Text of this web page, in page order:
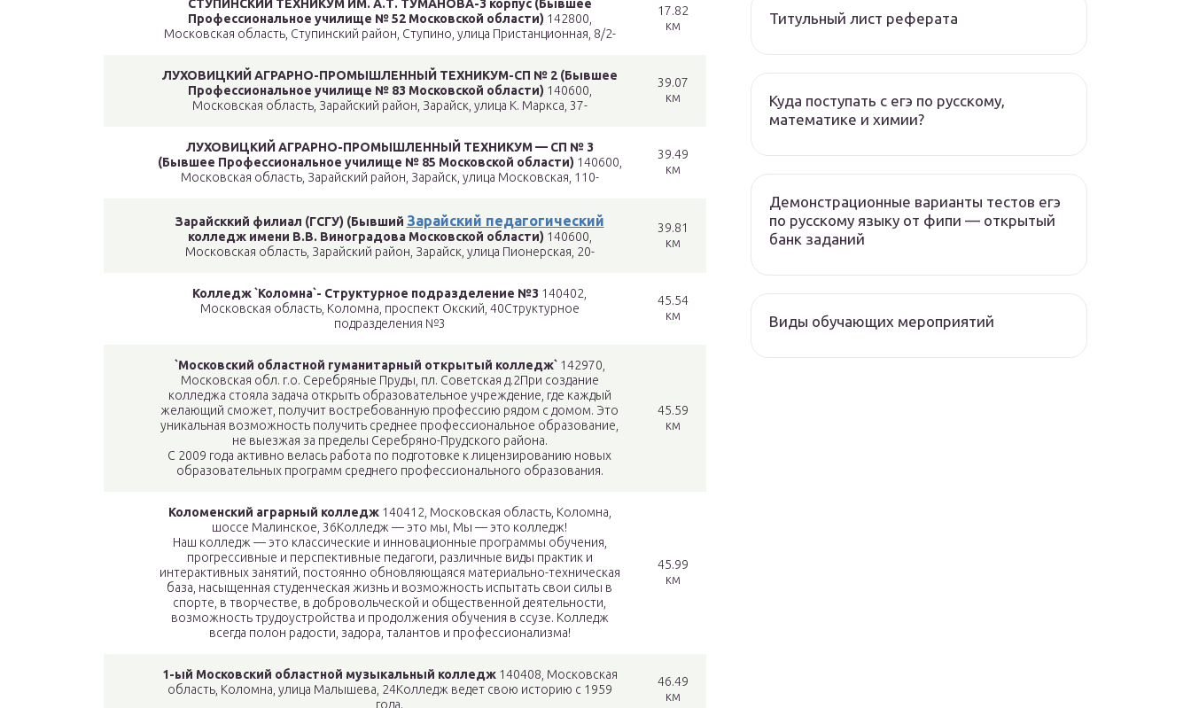
СТУПИНСКИЙ ТЕХНИКУМ ИМ. А.Т. ТУМАНОВА-3 корпус (Бывшее
Профессиональное училище № 52 Московской области) 142800,
Московская область, Ступинский район, Ступино, улица Пристанционная, 8/2-
17.82
км
ЛУХОВИЦКИЙ АГРАРНО-ПРОМЫШЛЕННЫЙ ТЕХНИКУМ-СП № 2 (Бывшее
Профессиональное училище № 83 Московской области) 140600,
Московская область, Зарайский район, Зарайск, улица К. Маркса, 37-
39.07
км
ЛУХОВИЦКИЙ АГРАРНО-ПРОМЫШЛЕННЫЙ ТЕХНИКУМ — СП № 3
(Бывшее Профессиональное училище № 85 Московской области) 140600,
Московская область, Зарайский район, Зарайск, улица Московская, 110-
39.49
км
Зарайсккий филиал (ГСГУ) (Бывший Зарайский педагогический
колледж имени В.В. Виноградова Московской области) 140600,
Московская область, Зарайский район, Зарайск, улица Пионерская, 20-
39.81
км
Колледж `Коломна`- Структурное подразделение №3 140402,
Московская область, Коломна, проспект Окский, 40Структурное
подразделения №3
45.54
км
`Московский областной гуманитарный открытый колледж`142970,
Московская обл. г.о. Серебряные Пруды, пл. Советская д.2При создание
колледжа стояла задача открыть образовательное учреждение, где каждый
желающий сможет, получит востребованную профессию рядом с домом. Это
уникальная возможность получить среднее профессиональное образование,
не выезжая за пределы Серебряно-Прудского района.
С 2009 года активно велась работа по подготовке к лицензированию новых
образовательных программ среднего профессионального образования.
45.59
км
Коломенский аграрный колледж140412, Московская область, Коломна,
шоссе Малинское, 36Колледж — это мы, Мы — это колледж!
Наш колледж — это классические и инновационные программы обучения,
прогрессивные и перспективные педагоги, различные виды практик и
интерактивных занятий, постоянно обновляющаяся материально-техническая
база, насыщенная студенческая жизнь и возможность испытать свои силы в
спорте, в творчестве, в добровольческой и общественной деятельности,
возможность трудоустройства и продолжения обучения в ссузе. Колледж
всегда полон радости, задора, талантов и профессионализма!
45.99
км
1-ый Московский областной музыкальный колледж140408, Московская
область, Коломна, улица Малышева, 24Колледж ведет свою историю с 1959
года.
46.49
км
Титульный лист реферата
Куда поступать с егэ по русскому,
математике и химии?
Демонстрационные варианты тестов егэ
по русскому языку от фипи — открытый
банк заданий
Виды обучающих мероприятий